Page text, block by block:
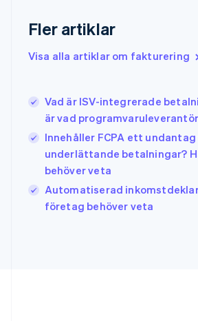
Fler artiklar
Visa alla artiklar om fakturering
Vad är ISV-integrerade
är vad
Innehåller FCPA ett
underlättande betalningar?
behöver veta
Automatiserad
företag behöver veta
Hongkong SAR, Kina
English 简体中文
Indien
English
Italien
Italiano English
Japan
Kanada
EnglishFrançais
Kroatien
English Italiano
Lettland